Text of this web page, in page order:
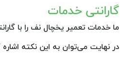
گارانتی خدمات
ما خدمات تعمیر یخچال نف را با
در نهایت می‌توان به این نکته